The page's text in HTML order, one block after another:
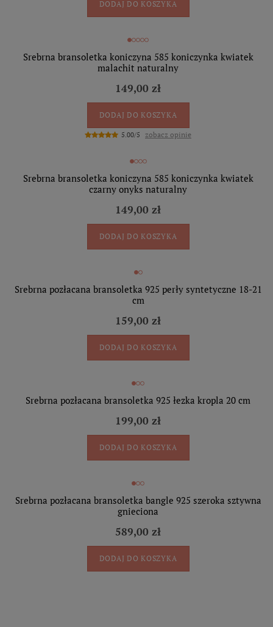
DODAJ DO KOSZYKA
Srebrna bransoletka koniczyna 585 koniczynka kwiatek
malachit naturalny
149,00 zł
DODAJ DO KOSZYKA
5.00/5 zobacz opinie
Srebrna bransoletka koniczyna 585 koniczynka kwiatek
czarny onyks naturalny
149,00 zł
DODAJ DO KOSZYKA
Srebrna pozłacana bransoletka 925 perły syntetyczne 18-21
cm
159,00 zł
DODAJ DO KOSZYKA
Srebrna pozłacana bransoletka 925 łezka kropla 20 cm
199,00 zł
DODAJ DO KOSZYKA
Srebrna pozłacana bransoletka bangle 925 szeroka sztywna
gnieciona
589,00 zł
DODAJ DO KOSZYKA